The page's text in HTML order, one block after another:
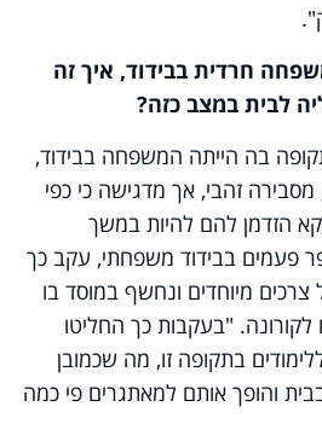
חרדית בבידוד, איך זה
לבית במצב כזה?
בה הייתה המשפחה בבידוד,
זהבי, אך מדגישה כי כפי
הזדמן להם להיות במשך
פעמים בבידוד משפחתי, עקב כך
מיוחדים ונחשף במוסד בו
לקורונה. "בעקבות כך החליטו
בתקופה זו, מה שכמובן
והופך אותם למאתגרים פי כמה